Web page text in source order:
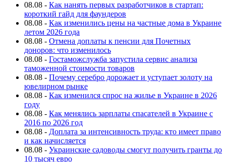
08.08 - Как нанять первых разработчиков в стартап:
короткий гайд для фаундеров
08.08 - Как изменились цены на частные дома в Украине
летом 2026 года
08.08 - Отмена доплаты к пенсии для Почетных
доноров: что изменилось
08.08 - Гостаможслужба запустила сервис анализа
таможенной стоимости товаров
08.08 - Почему серебро дорожает и уступает золоту на
ювелирном рынке
08.08 - Как изменился спрос на жилье в Украине в 2026
году
08.08 - Как менялись зарплаты спасателей в Украине с
2016 по 2026 год
08.08 - Доплата за интенсивность труда: кто имеет право
и как начисляется
08.08 - Украинские садоводы смогут получить гранты до
10 тысяч евро